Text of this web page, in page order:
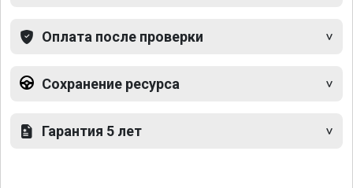
Оплата после проверки
Сохранение ресурса
Гарантия 5 лет